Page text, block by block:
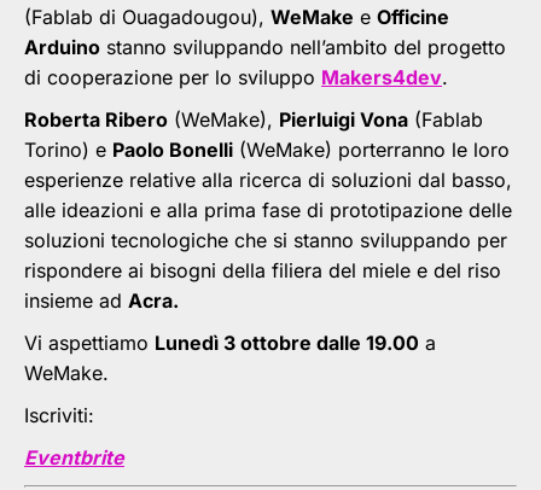
(Fablab di Ouagadougou), WeMake e Officine
Arduino stanno sviluppando nell’ambito del progetto
di cooperazione per lo sviluppo Makers4dev.
Roberta Ribero (WeMake), Pierluigi Vona (Fablab
Torino) e Paolo Bonelli (WeMake) porterranno le loro
esperienze relative alla ricerca di soluzioni dal basso,
alle ideazioni e alla prima fase di prototipazione delle
soluzioni tecnologiche che si stanno sviluppando per
rispondere ai bisogni della filiera del miele e del riso
insieme ad Acra.
Vi aspettiamo Lunedì 3 ottobre dalle 19.00 a
WeMake.
Iscriviti:
Eventbrite